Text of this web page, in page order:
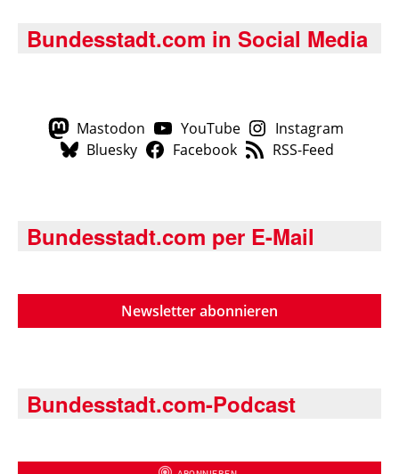
Bundesstadt.com in Social Media
Mastodon YouTube
Instagram
Bluesky
Facebook RSS-Feed
Bundesstadt.com per E-Mail
Newsletter abonnieren
Bundesstadt.com-Podcast